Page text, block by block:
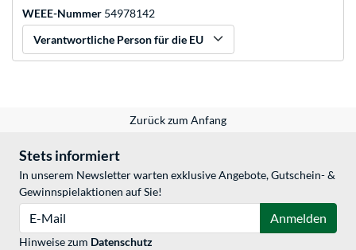
WEEE-Nummer 54978142
Verantwortliche Person für die EU
Zurück zum Anfang
Stets informiert
In unserem Newsletter warten exklusive Angebote, Gutschein- &
Gewinnspielaktionen auf Sie!
Anmelden
Hinweise zum Datenschutz